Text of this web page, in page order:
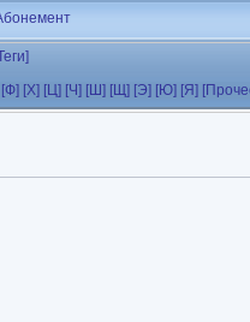
[Ф] [Х] [Ц] [Ч] [Ш] [Щ] [Э] [Ю] [Я]